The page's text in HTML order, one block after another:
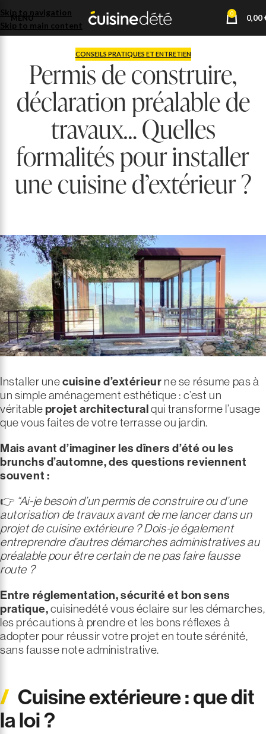
Skip to navigation
Skip to main content
MENU 0 0,00
CONSEILS PRATIQUES ET ENTRETIEN
Permis de construire,
déclaration préalable de
travaux… Quelles
formalités pour installer
une cuisine d’extérieur ?
Installer unecuisine d’extérieur ne se résume pas à
un simple aménagement esthétique : c’est un
véritableprojet architecturalqui transforme l’usage
que vous faites de votre terrasse ou jardin.
Mais avant d’imaginer les dîners d’été ou les
brunchs d’automne, des questions reviennent
souvent :
👉 “Ai-je besoin d’un permis de construire ou d’une
autorisation de travaux avant de me lancer dans un
projet de cuisine extérieure ? Dois-je également
entreprendre d’autres démarches administratives au
préalable pour être certain de ne pas faire fausse
route ?
Entre réglementation, sécurité et bon sens
pratique,cuisinedété vous éclaire sur les démarches,
les précautions à prendre et les bons réflexes à
adopter pour réussir votre projet en toute sérénité,
sans fausse note administrative.
Cuisine extérieure : que dit
la loi ?